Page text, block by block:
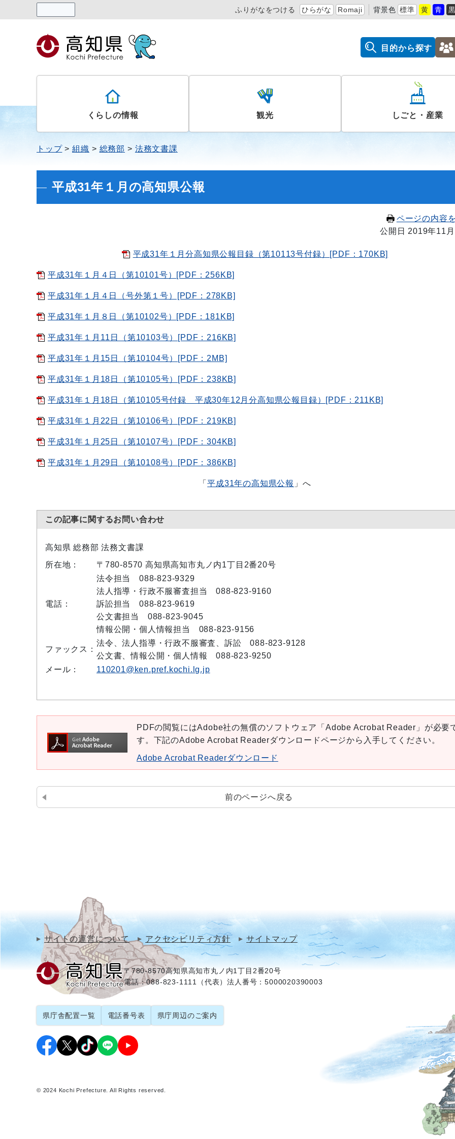
ふりがなをつける ひらがな Romaji 背景色 標準 黄 青
目的から探す
くらしの情報 観光 しごと・産業
トップ 組織 総務部 法務文書課
平成31年１月の高知県公報
ページの内容
公開日 2019年11
平成31年１月分高知県公報目録（第10113号付録）[PDF：170KB]
平成31年１月４日（第10101号）[PDF：256KB]
平成31年１月４日（号外第１号）[PDF：278KB]
平成31年１月８日（第10102号）[PDF：181KB]
平成31年１月11日（第10103号）[PDF：216KB]
平成31年１月15日（第10104号）[PDF：2MB]
平成31年１月18日（第10105号）[PDF：238KB]
平成31年１月18日（第10105号付録 平成30年12月分高知県公報目録）[PDF：211KB]
平成31年１月22日（第10106号）[PDF：219KB]
平成31年１月25日（第10107号）[PDF：304KB]
平成31年１月29日（第10108号）[PDF：386KB]
「平成31年の高知県公報 」へ
この記事に関するお問い合わせ
高知県 総務部 法務文書課
所在地：
〒780-8570 高知県高知市丸ノ内1丁目2番20号
電話：
法令担当 088-823-9329
法人指導・行政不服審査担当 088-823-9160
訴訟担当 088-823-9619
公文書担当 088-823-9045
情報公開・個人情報担当 088-823-9156
ファックス：
法令、法人指導・行政不服審査、訴訟 088-823-9128
公文書、情報公開・個人情報 088-823-9250
メール：
110201@ken.pref.kochi.lg.jp
PDFの閲覧にはAdobe社の無償のソフトウェア「Adobe Acrobat Reader」が必要
す。下記のAdobe Acrobat Readerダウンロードページから入手してください。
Adobe Acrobat Readerダウンロード
前のページへ戻る
サイトの運営について アクセシビリティ方針 サイトマップ
〒780-8570高知県高知市丸ノ内1丁目2番20号
電話：088-823-1111（代表）法人番号：5000020390003
県庁舎配置一覧 電話番号表 県庁周辺のご案内
© 2024 Kochi Prefecture. All Rights reserved.